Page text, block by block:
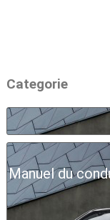
Categorie
Manuel du